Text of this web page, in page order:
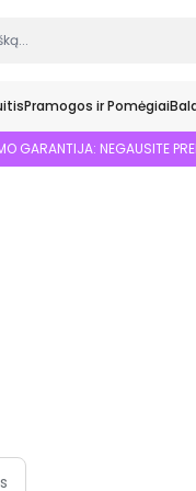
Pramogos ir Pomėgiai
GARANTIJA: NEGAUSITE